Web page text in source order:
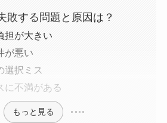
敗する問題と原因は？
担が大きい
が悪い
選択ミス
に不満がある
もっと見る